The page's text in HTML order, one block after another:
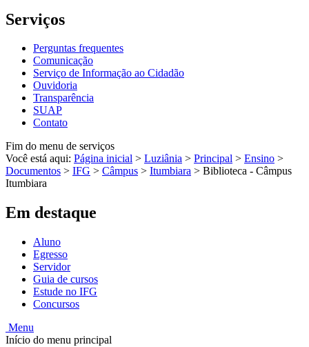
Serviços
Perguntas frequentes
Comunicação
Serviço de Informação ao Cidadão
Ouvidoria
Transparência
SUAP
Contato
Fim do menu de serviços
Você está aqui: Página inicial > Luziânia > Principal > Ensino >
Documentos > IFG > Câmpus > Itumbiara > Biblioteca - Câmpus
Itumbiara
Em destaque
Aluno
Egresso
Servidor
Guia de cursos
Estude no IFG
Concursos
Menu
Início do menu principal